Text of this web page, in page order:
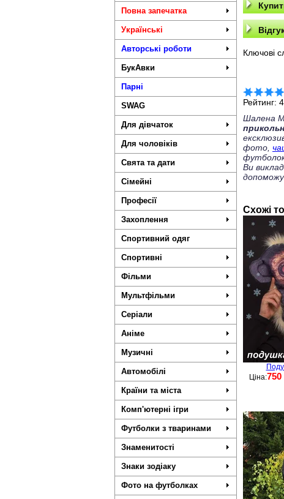
Повна запечатка
Українські
Авторські роботи
БукАвки
Парні
SWAG
Для дівчаток
Для чоловіків
Свята та дати
Сімейні
Професії
Захоплення
Спортивний одяг
Спортивні
Фільми
Мультфільми
Серіали
Аніме
Музичні
Автомобілі
Країни та міста
Комп'ютерні ігри
Футболки з тваринами
Знаменитості
Знаки зодіаку
Фото на футболках
Ключові
Рейтинг:
Шалена
фото,
Ви
Схожі
Ціна:750